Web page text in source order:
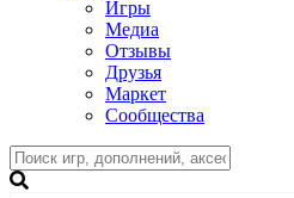
Игры
Медиа
Отзывы
Друзья
Маркет
Сообщества